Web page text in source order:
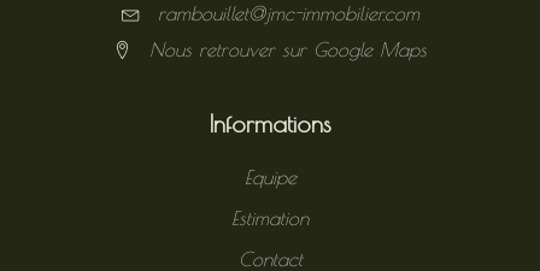
rambouillet@jmc-immobilier.com
Nous retrouver sur Google Maps
Informations
Equipe
Estimation
Contact